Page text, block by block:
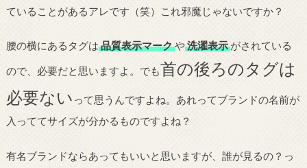
ていることがあるアレです（笑）これ邪魔じゃないですか？
腰の横にあるタグは 品質表示マークや洗濯表示がされている
ので、必要だと思いますよ。でも首の後ろのタグは
必要ない って思うんですよね。あれってブランドの名前が
入っててサイズが分かるものですよね？
有名ブランドならあってもいいと思いますが、誰が見るの？っ